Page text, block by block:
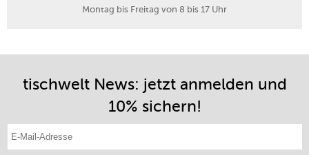
Montag bis Freitag von 8 bis 17 Uhr
tischwelt News: jetzt anmelden und
10% sichern!